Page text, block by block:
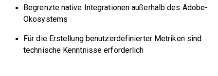
Begrenzte native Integrationen außerhalb des Adobe-
Ökosystems
Für die Erstellung benutzerdefinierter Metriken sind
technische Kenntnisse erforderlich